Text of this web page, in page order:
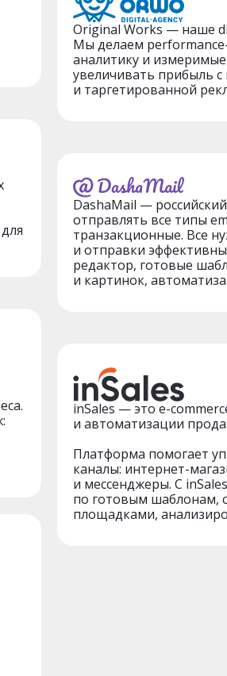
Original Works — наше
Мы делаем
аналитику и
увеличивать прибыль
и таргетированной
DashaMail —
отправлять все типы
транзакционные. Все
и отправки
редактор, готовые
и картинок,
inSales — это e-
и автоматизации
Платформа помогает
каналы: интернет-
и мессенджеры. С
по готовым шаблонам,
площадками,